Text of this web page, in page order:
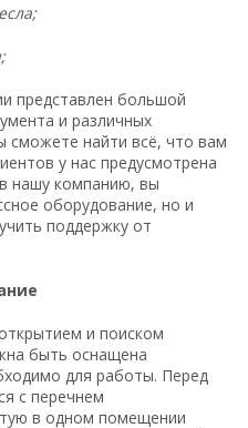
представлен большой
и различных
сможете найти всё, что вам
у нас предусмотрена
нашу компанию, вы
оборудование, но и
поддержку от
и поиском
быть оснащена
для работы. Перед
с перечнем
в одном помещении